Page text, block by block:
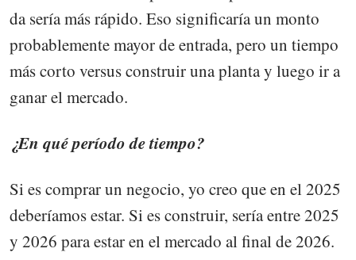
da sería más rápido. Eso significaría un monto
probablemente mayor de entrada, pero un tiempo
más corto versus construir una planta y luego ir a
ganar el mercado.
¿En qué período de tiempo?
Si es comprar un negocio, yo creo que en el 2025
deberíamos estar. Si es construir, sería entre 2025
y 2026 para estar en el mercado al final de 2026.